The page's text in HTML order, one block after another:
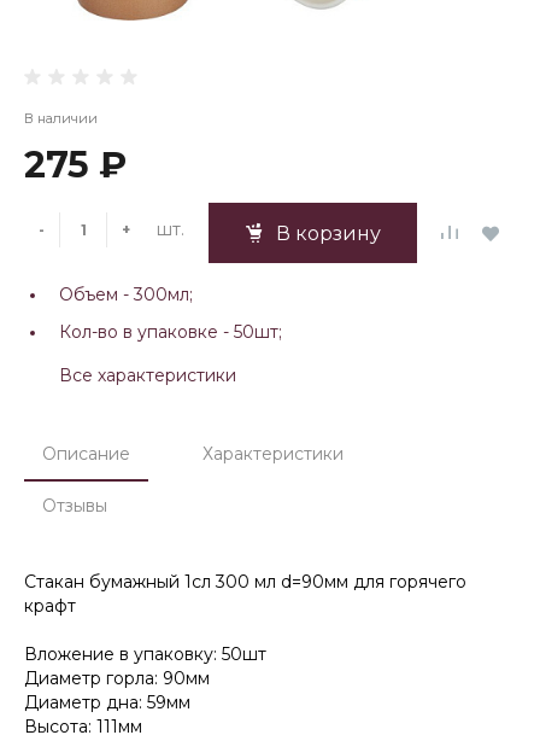
В наличии
275 ₽
- + шт. В корзину
Объем -300мл;
Кол-во в упаковке - 50шт;
Все характеристики
Описание Характеристики
Отзывы
Стакан бумажный 1сл 300 мл d=90мм для горячего
крафт
Вложение в упаковку: 50шт
Диаметр горла: 90мм
Диаметр дна: 59мм
Высота: 111мм